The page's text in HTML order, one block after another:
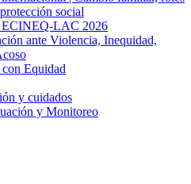
social
ECINEQ-LAC 2026
ante Violencia, Inequidad,
Equidad
y cuidados
y Monitoreo